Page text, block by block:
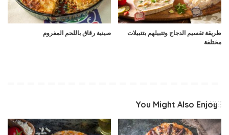
طريقة تقسيم الدجاج وتتبيلهم بتتبيلات
مختلفة
صينية رقاق باللحم المفروم
You Might Also Enjoy